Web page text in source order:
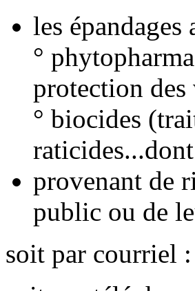
les
°
protection des
° biocides
provenant de
public ou de
soit par courriel